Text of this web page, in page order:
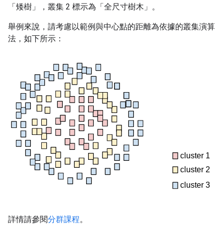
「矮樹」，叢集 2 標示為「全尺寸樹木」。
舉例來說，請考慮以範例與中心點的距離為依據的叢集演算
法，如下所示：
詳情請參閱分群課程。